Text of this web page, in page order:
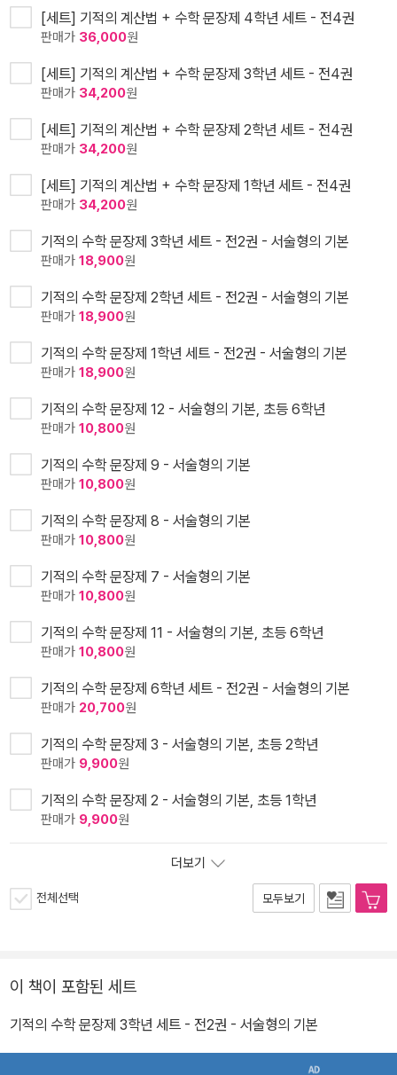
[세트] 기적의 계산법 + 수학 문장제 4학년 세트 - 전4권
판매가 36,000원
[세트] 기적의 계산법 + 수학 문장제 3학년 세트 - 전4권
판매가 34,200원
[세트] 기적의 계산법 + 수학 문장제 2학년 세트 - 전4권
판매가 34,200원
[세트] 기적의 계산법 + 수학 문장제 1학년 세트 - 전4권
판매가 34,200원
기적의 수학 문장제 3학년 세트 - 전2권 - 서술형의 기본
판매가 18,900원
기적의 수학 문장제 2학년 세트 - 전2권 - 서술형의 기본
판매가 18,900원
기적의 수학 문장제 1학년 세트 - 전2권 - 서술형의 기본
판매가 18,900원
기적의 수학 문장제 12 - 서술형의 기본, 초등 6학년
판매가 10,800원
기적의 수학 문장제 9 - 서술형의 기본
판매가 10,800원
기적의 수학 문장제 8 - 서술형의 기본
판매가 10,800원
기적의 수학 문장제 7 - 서술형의 기본
판매가 10,800원
기적의 수학 문장제 11 - 서술형의 기본, 초등 6학년
판매가 10,800원
기적의 수학 문장제 6학년 세트 - 전2권 - 서술형의 기본
판매가 20,700원
기적의 수학 문장제 3 - 서술형의 기본, 초등 2학년
판매가 9,900원
기적의 수학 문장제 2 - 서술형의 기본, 초등 1학년
판매가 9,900원
더보기
전체선택 모두보기
이 책이 포함된 세트
기적의 수학 문장제 3학년 세트 - 전2권 - 서술형의 기본